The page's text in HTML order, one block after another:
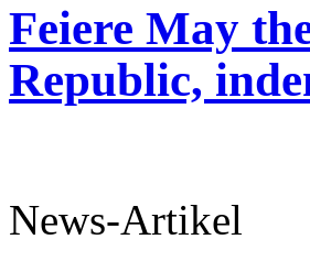
Feiere May
Republic,
News-Artikel